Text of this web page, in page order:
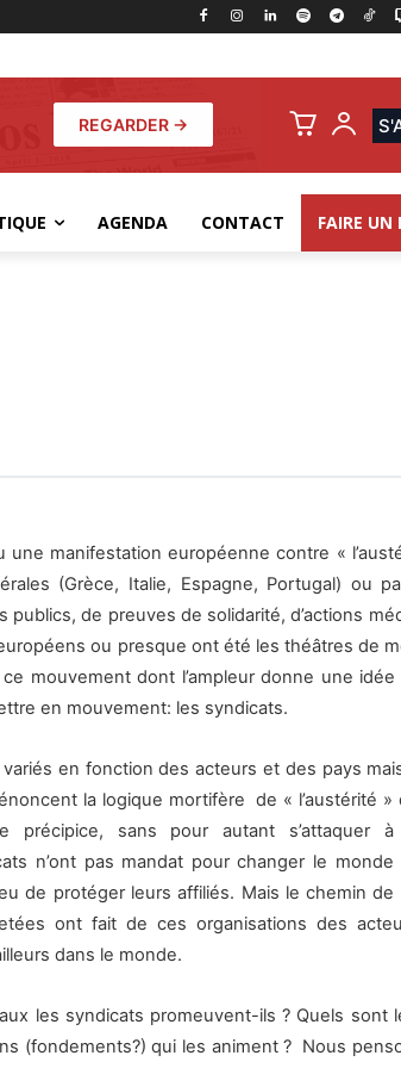
REGARDER →
AGENDA CONTACT FAIRE UN
manifestation européenne contre «
(Grèce, Italie, Espagne, Portugal) ou
publics, de preuves de solidarité, d’actions
ou presque ont été les théâtres de
ce mouvement dont l’ampleur donne une
en mouvement: les syndicats.
variés en fonction des acteurs et des pays
la logique mortifère de « l’austérité »
précipice, sans pour autant s’attaquer
n’ont pas mandat pour changer le monde
de protéger leurs affiliés. Mais le chemin de
ont fait de ces organisations des
dans le monde.
les syndicats promeuvent-ils ? Quels sont
(fondements?) qui les animent ? Nous